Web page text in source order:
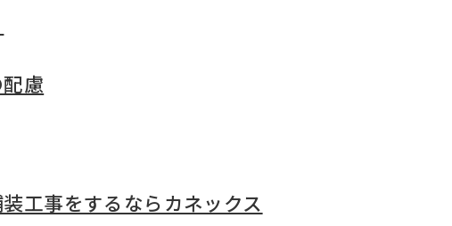
慮
工事をするならカネックス